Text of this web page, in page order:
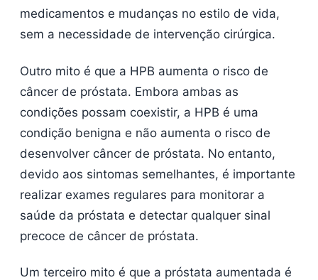
medicamentos e mudanças no estilo de vida,
sem a necessidade de intervenção cirúrgica.
Outro mito é que a HPB aumenta o risco de
câncer de próstata. Embora ambas as
condições possam coexistir, a HPB é uma
condição benigna e não aumenta o risco de
desenvolver câncer de próstata. No entanto,
devido aos sintomas semelhantes, é importante
realizar exames regulares para monitorar a
saúde da próstata e detectar qualquer sinal
precoce de câncer de próstata.
Um terceiro mito é que a próstata aumentada é